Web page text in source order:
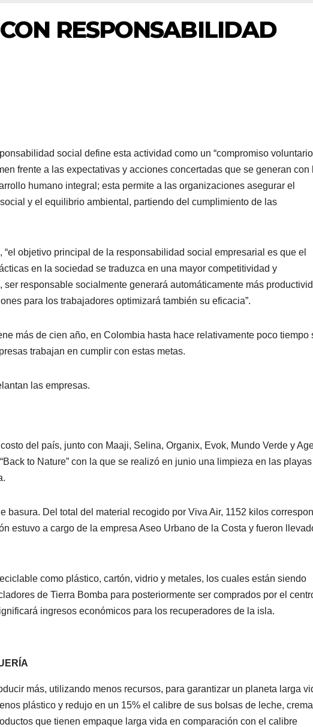
RESPONSABILIDAD
social define esta actividad como un “compromiso
frente a las expectativas y acciones concertadas que se generan con
humano integral; esta permite a las organizaciones asegurar el
y el equilibrio ambiental, partiendo del cumplimiento de las
objetivo principal de la responsabilidad social empresarial es que el
en la sociedad se traduzca en una mayor competitividad y
responsable socialmente generará automáticamente más
para los trabajadores optimizará también su eficacia”.
más de cien año, en Colombia hasta hace relativamente poco tiempo
trabajan en cumplir con estas metas.
las empresas.
del país, junto con Maaji, Selina, Organix, Evok, Mundo Verde y
to Nature” con la que se realizó en junio una limpieza en las
basura. Del total del material recogido por Viva Air, 1152 kilos
estuvo a cargo de la empresa Aseo Urbano de la Costa y fueron
como plástico, cartón, vidrio y metales, los cuales están siendo
de Tierra Bomba para posteriormente ser comprados por el
ingresos económicos para los recuperadores de la isla.
más, utilizando menos recursos, para garantizar un planeta larga
plástico y redujo en un 15% el calibre de sus bolsas de leche,
que tienen empaque larga vida en comparación con el calibre